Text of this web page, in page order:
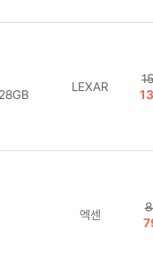
LEXAR
엑센